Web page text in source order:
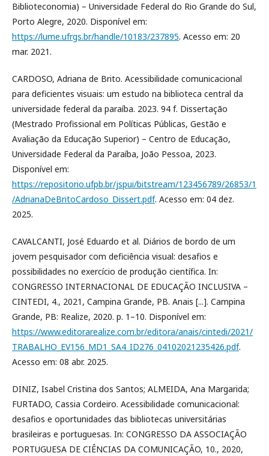
Biblioteconomia) – Universidade Federal do Rio Grande do Sul,
Porto Alegre, 2020. Disponível em:
https://lume.ufrgs.br/handle/10183/237895. Acesso em: 20
mar. 2021.
CARDOSO, Adriana de Brito. Acessibilidade comunicacional
para deficientes visuais: um estudo na biblioteca central da
universidade federal da paraíba. 2023. 94 f. Dissertação
(Mestrado Profissional em Políticas Públicas, Gestão e
Avaliação da Educação Superior) – Centro de Educação,
Universidade Federal da Paraíba, João Pessoa, 2023.
Disponível em:
https://repositorio.ufpb.br/jspui/bitstream/123456789/26853/1
/AdrianaDeBritoCardoso_Dissert.pdf. Acesso em: 04 dez.
2025.
CAVALCANTI, José Eduardo et al. Diários de bordo de um
jovem pesquisador com deficiência visual: desafios e
possibilidades no exercício de produção científica. In:
CONGRESSO INTERNACIONAL DE EDUCAÇÃO INCLUSIVA –
CINTEDI, 4., 2021, Campina Grande, PB. Anais [...]. Campina
Grande, PB: Realize, 2020. p. 1–10. Disponível em:
https://www.editorarealize.com.br/editora/anais/cintedi/2021/
TRABALHO_EV156_MD1_SA4_ID276_04102021235426.pdf.
Acesso em: 08 abr. 2025.
DINIZ, Isabel Cristina dos Santos; ALMEIDA, Ana Margarida;
FURTADO, Cassia Cordeiro. Acessibilidade comunicacional:
desafios e oportunidades das bibliotecas universitárias
brasileiras e portuguesas. In: CONGRESSO DA ASSOCIAÇÃO
PORTUGUESA DE CIÊNCIAS DA COMUNICAÇÃO, 10., 2020,